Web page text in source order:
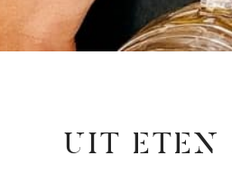
UIT ETEN